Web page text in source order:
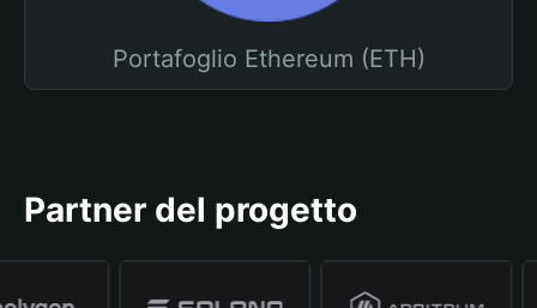
Portafoglio Ethereum (ETH)
Partner del progetto